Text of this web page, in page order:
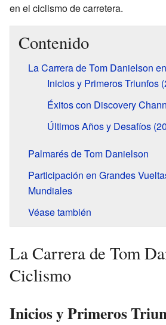
en el ciclismo de carretera.
Contenido
La Carrera de Tom Danielson
Inicios y Primeros Triunfos
Éxitos con Discovery
Últimos Años y Desafíos
Palmarés de Tom Danielson
Participación en Grandes
Mundiales
Véase también
La Carrera de Tom
Ciclismo
Inicios y Primeros